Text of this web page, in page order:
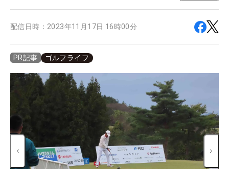
配信日時： 2023年11月17日 16時00分
PR記事 ゴルフライフ